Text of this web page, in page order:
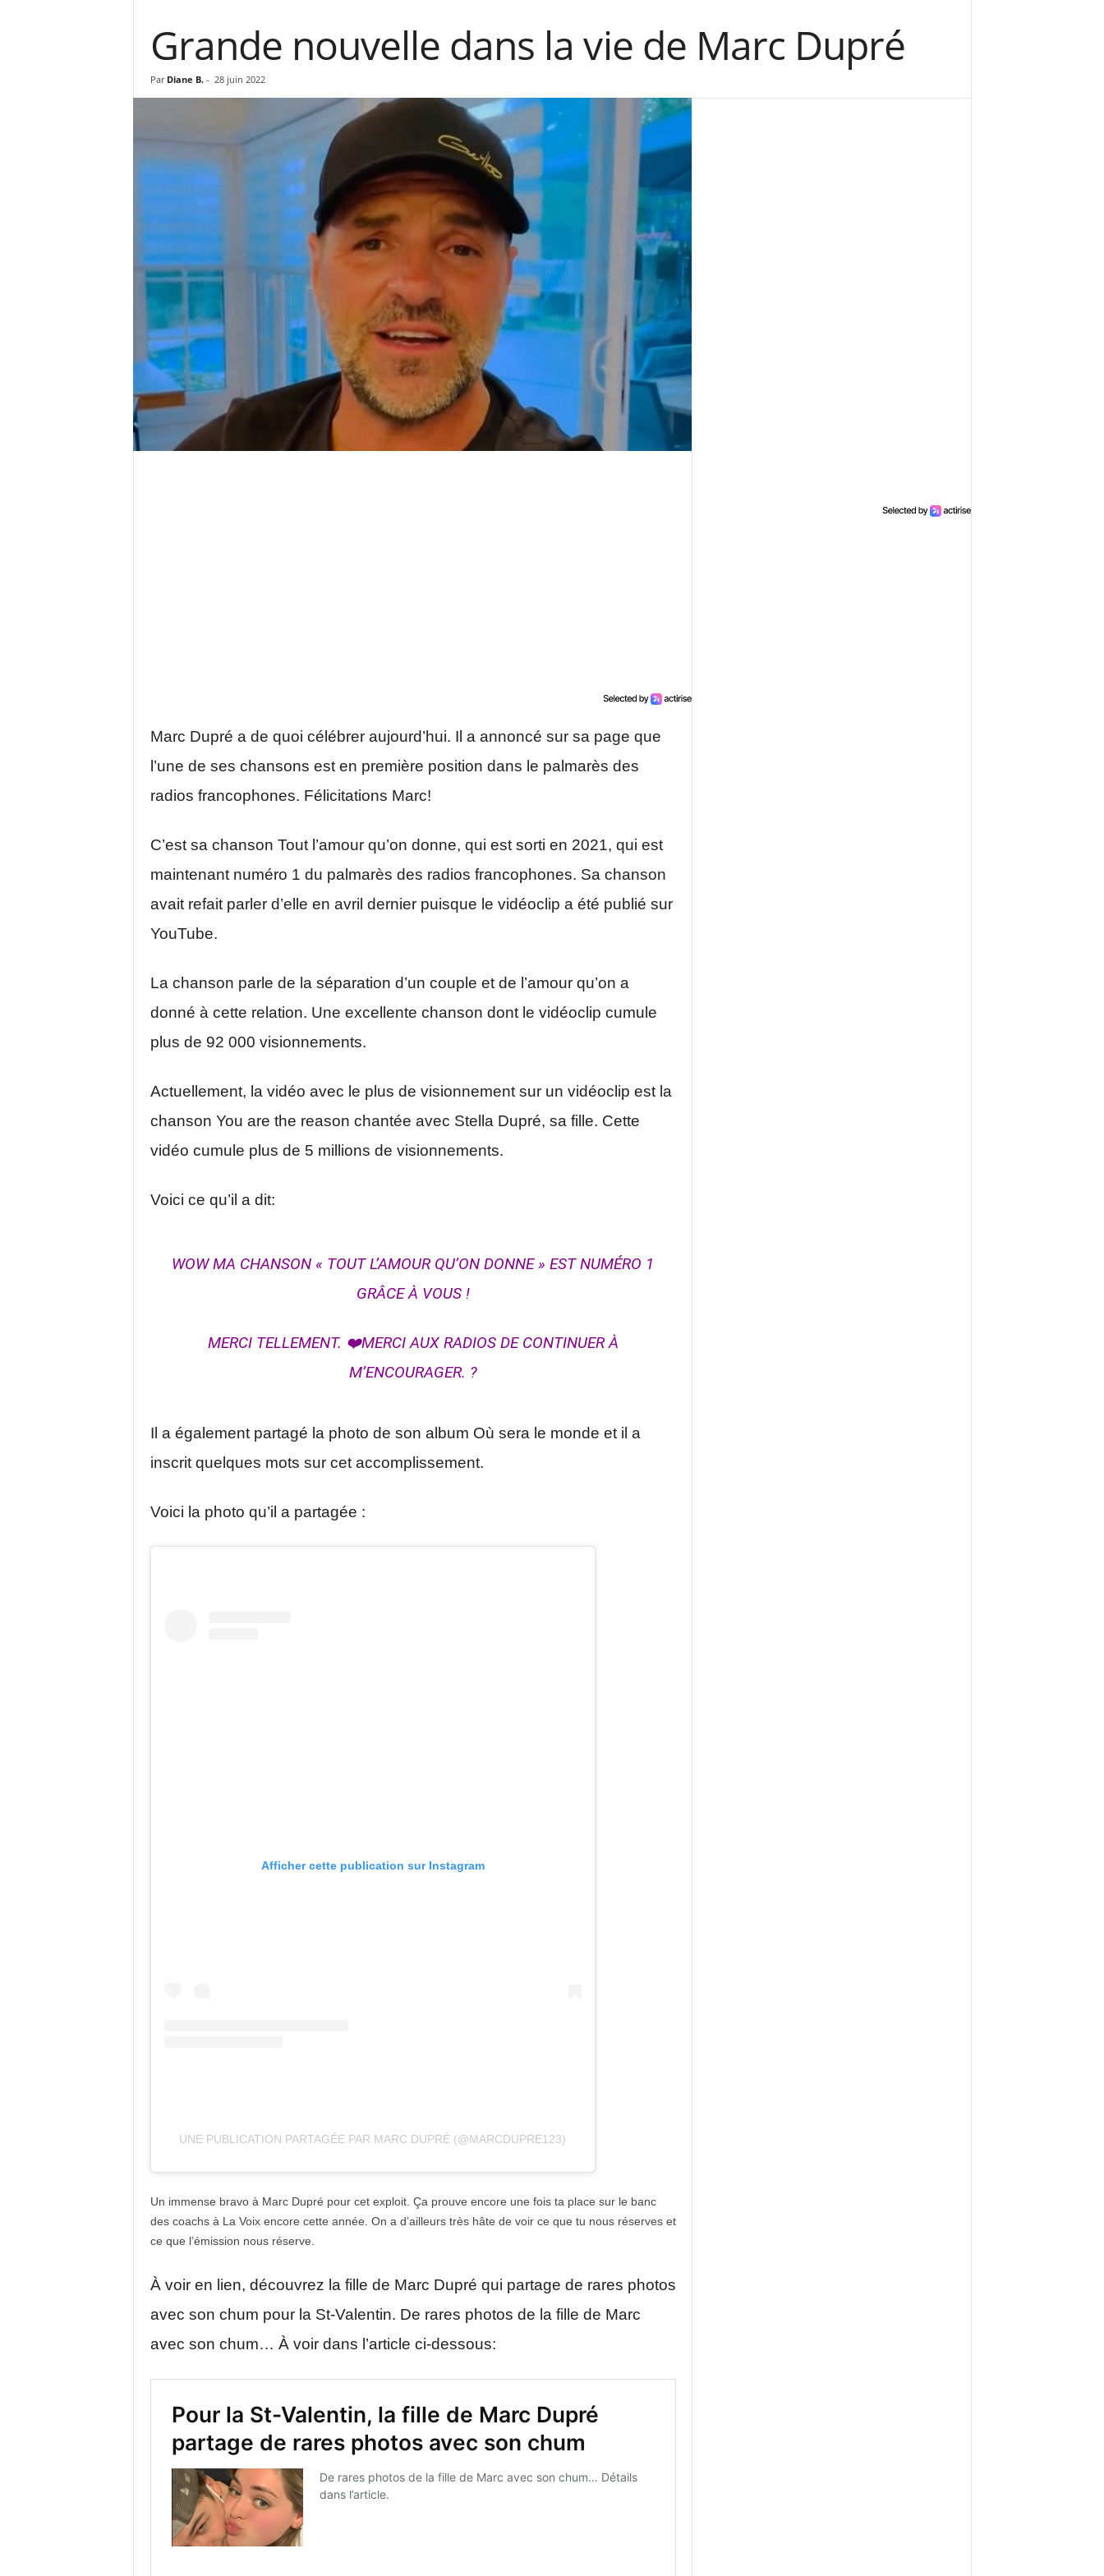
Grande nouvelle dans la vie de Marc Dupré
Par Diane B. - 28 juin 2022
Marc Dupré a de quoi célébrer aujourd’hui. Il a annoncé sur sa page que
l’une de ses chansons est en première position dans le palmarès des
radios francophones. Félicitations Marc!
C’est sa chanson Tout l’amour qu’on donne, qui est sorti en 2021, qui est
maintenant numéro 1 du palmarès des radios francophones. Sa chanson
avait refait parler d’elle en avril dernier puisque le vidéoclip a été publié sur
YouTube.
La chanson parle de la séparation d’un couple et de l’amour qu’on a
donné à cette relation. Une excellente chanson dont le vidéoclip cumule
plus de 92 000 visionnements.
Actuellement, la vidéo avec le plus de visionnement sur un vidéoclip est la
chanson You are the reason chantée avec Stella Dupré, sa fille. Cette
vidéo cumule plus de 5 millions de visionnements.
Voici ce qu’il a dit:
WOW MA CHANSON « TOUT L’AMOUR QU’ON DONNE » EST NUMÉRO 1
GRÂCE À VOUS !
MERCI TELLEMENT. ❤️MERCI AUX RADIOS DE CONTINUER À
M’ENCOURAGER. ?
Il a également partagé la photo de son album Où sera le monde et il a
inscrit quelques mots sur cet accomplissement.
Voici la photo qu’il a partagée :
Afficher cette publication sur Instagram
UNE PUBLICATION PARTAGÉE PAR MARC DUPRÉ (@MARCDUPRE123)
Un immense bravo à Marc Dupré pour cet exploit. Ça prouve encore une fois ta place sur le banc
des coachs à La Voix encore cette année. On a d’ailleurs très hâte de voir ce que tu nous réserves et
ce que l’émission nous réserve.
À voir en lien, découvrez la fille de Marc Dupré qui partage de rares photos
avec son chum pour la St-Valentin. De rares photos de la fille de Marc
avec son chum… À voir dans l’article ci-dessous: